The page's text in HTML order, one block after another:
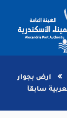
ارض بجوار
سابقآ